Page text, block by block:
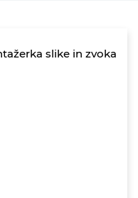
slike in zvoka